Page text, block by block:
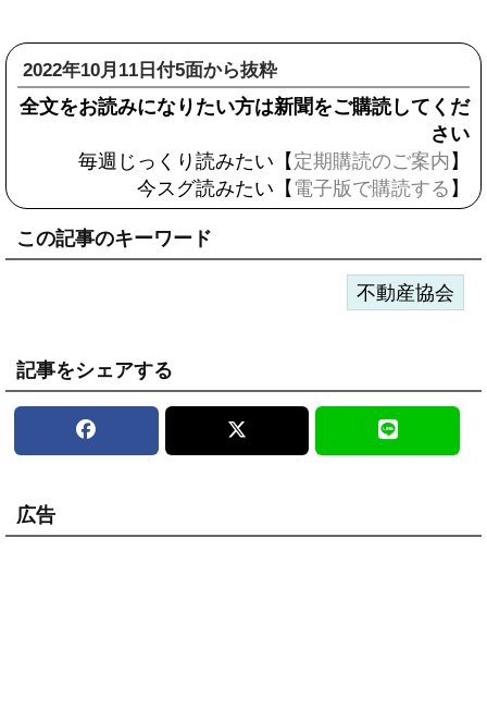
2022年10月11日付5面から抜粋
全文をお読みになりたい方は新聞をご購読してくだ
さい
毎週じっくり読みたい【 定期購読のご案内 】
今スグ読みたい【 電子版で購読する 】
この記事のキーワード
不動産協会
記事をシェアする
広告